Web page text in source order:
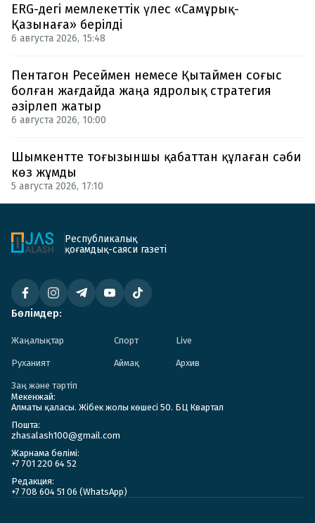
ERG-дегі мемлекеттік үлес «Самұрық-
Қазынаға» берілді
6 августа 2026, 15:48
Пентагон Ресеймен немесе Қытаймен соғыс
болған жағдайда жаңа ядролық стратегия
әзірлеп жатыр
6 августа 2026, 10:00
Шымкентте тоғызыншы қабаттан құлаған сәби
көз жұмды
5 августа 2026, 17:10
Республикалық
қоғамдық-саяси газеті
Бөлімдер:
Жаңалықтар Спорт Live
Руханият Аймақ Архив
Заң және тәртіп
Мекенжай:
Алматы қаласы. Жібек жолы көшесі 50. БЦ Квартал
Пошта:
zhasalash100@gmail.com
Жарнама бөлімі:
+7 701 220 64 52
Редакция:
+7 708 604 51 06 (WhatsApp)